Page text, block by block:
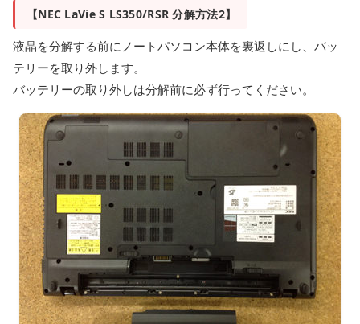
【NEC LaVie S LS350/RSR 分解方法2】
液晶を分解する前にノートパソコン本体を裏返しにし、バッ
テリーを取り外します。
バッテリーの取り外しは分解前に必ず行ってください。